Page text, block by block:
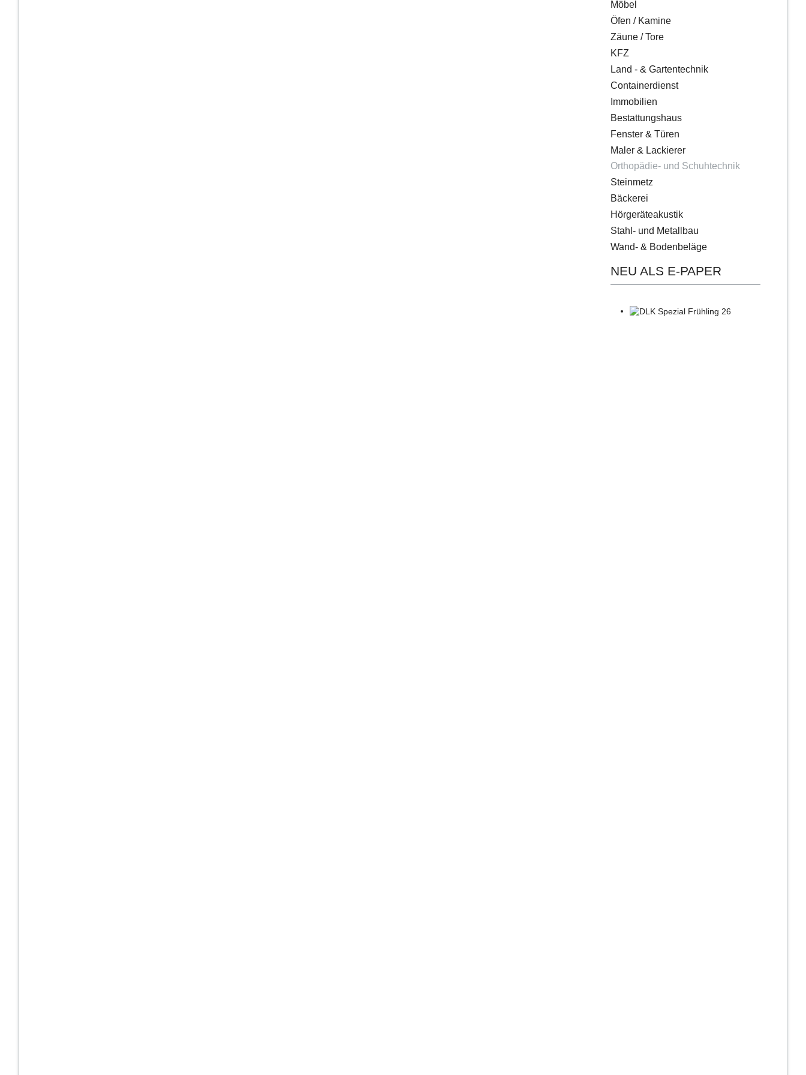
Möbel
Öfen / Kamine
Zäune / Tore
KFZ
Land - & Gartentechnik
Containerdienst
Immobilien
Bestattungshaus
Fenster & Türen
Maler & Lackierer
Orthopädie- und Schuhtechnik
Steinmetz
Bäckerei
Hörgeräteakustik
Stahl- und Metallbau
Wand- & Bodenbeläge
NEU ALS E-PAPER